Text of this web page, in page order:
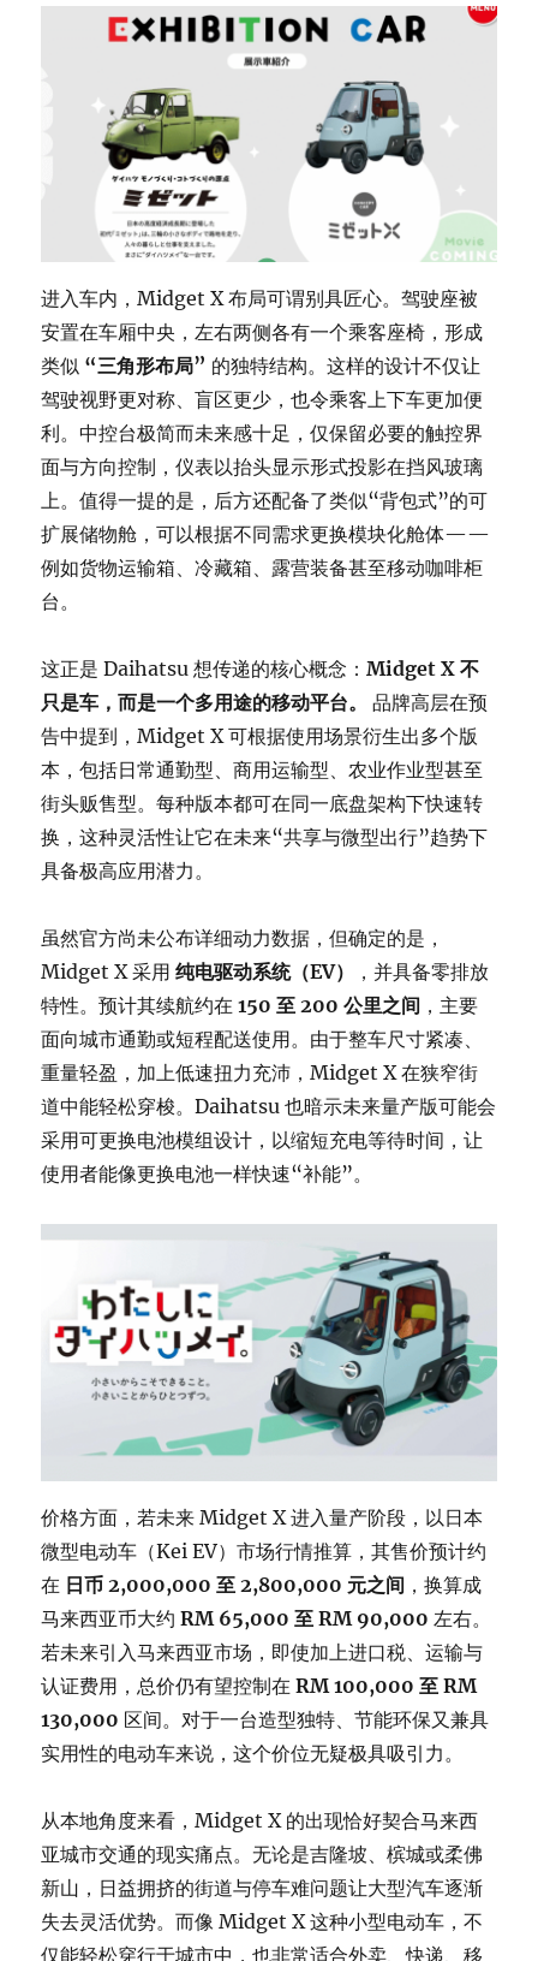
进入车内，Midget X 布局可谓别具匠心。驾驶座被
安置在车厢中央，左右两侧各有一个乘客座椅，形成
类似 “三角形布局” 的独特结构。这样的设计不仅让
驾驶视野更对称、盲区更少，也令乘客上下车更加便
利。中控台极简而未来感十足，仅保留必要的触控界
面与方向控制，仪表以抬头显示形式投影在挡风玻璃
上。值得一提的是，后方还配备了类似“背包式”的可
扩展储物舱，可以根据不同需求更换模块化舱体——
例如货物运输箱、冷藏箱、露营装备甚至移动咖啡柜
台。
这正是 Daihatsu 想传递的核心概念：Midget X 不
只是车，而是一个多用途的移动平台。
品牌高层在预
告中提到，Midget X 可根据使用场景衍生出多个版
本，包括日常通勤型、商用运输型、农业作业型甚至
街头贩售型。每种版本都可在同一底盘架构下快速转
换，这种灵活性让它在未来“共享与微型出行”趋势下
具备极高应用潜力。
虽然官方尚未公布详细动力数据，但确定的是，
Midget X 采用纯电驱动系统（EV）
，并具备零排放
特性。预计其续航约在150 至 200 公里之间 ，主要
面向城市通勤或短程配送使用。由于整车尺寸紧凑、
重量轻盈，加上低速扭力充沛，Midget X 在狭窄街
道中能轻松穿梭。Daihatsu 也暗示未来量产版可能会
采用可更换电池模组设计，以缩短充电等待时间，让
使用者能像更换电池一样快速“补能”。
价格方面，若未来 Midget X 进入量产阶段，以日本
微型电动车（Kei EV）市场行情推算，其售价预计约
在 日币 2,000,000 至 2,800,000 元之间 ，换算成
马来西亚币大约RM 65,000 至 RM 90,000 左右。
若未来引入马来西亚市场，即使加上进口税、运输与
认证费用，总价仍有望控制在RM 100,000 至 RM
130,000 区间。对于一台造型独特、节能环保又兼具
实用性的电动车来说，这个价位无疑极具吸引力。
从本地角度来看，Midget X 的出现恰好契合马来西
亚城市交通的现实痛点。无论是吉隆坡、槟城或柔佛
新山，日益拥挤的街道与停车难问题让大型汽车逐渐
失去灵活优势。而像 Midget X 这种小型电动车，不
仅能轻松穿行于城市中，也非常适合外卖、快递、移